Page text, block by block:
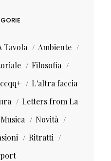
Tavola
Ambiente
Filosofia
L'altra faccia
Letters from La
Musica
Novità
Ritratti